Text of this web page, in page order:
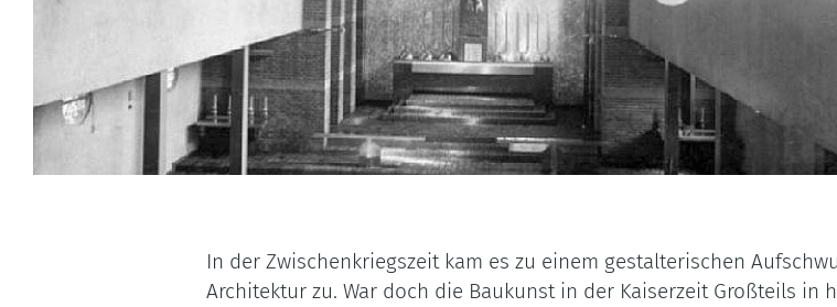
In der Zwischenkriegszeit kam es zu einem gestalterischen
Architektur zu. War doch die Baukunst in der Kaiserzeit Großteils